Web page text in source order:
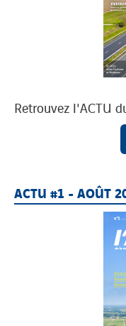
Retrouvez l'ACTU
ACTU #1 - AOÛT